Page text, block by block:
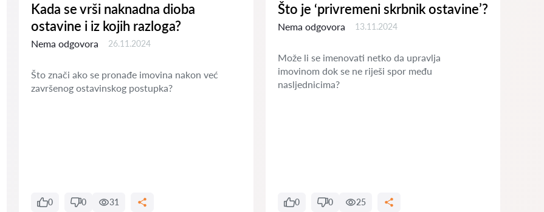
Kada se vrši naknadna dioba
ostavine i iz kojih razloga?
Nema odgovora 26.11.2024
Što znači ako se pronađe imovina nakon već
završenog ostavinskog postupka?
0 0 31
Što je ‘privremeni skrbnik ostavine’?
Nema odgovora 13.11.2024
Može li se imenovati netko da upravlja
imovinom dok se ne riješi spor među
nasljednicima?
0 0 25